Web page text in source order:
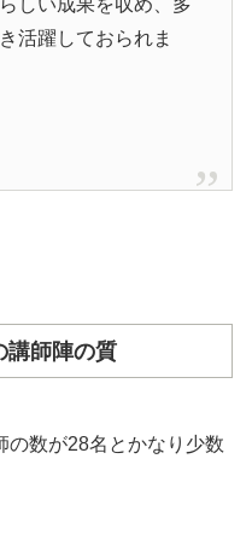
しい成果を収め、多
活躍しておられま
講師陣の質
の数が28名とかなり少数